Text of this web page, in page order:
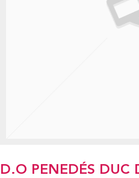
D.O PENEDÉS DUC